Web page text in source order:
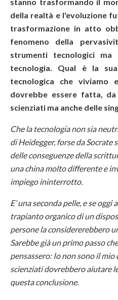
della realtà e l'evoluzione
trasformazione in atto
fenomeno della
strumenti tecnologici
tecnologia. Qual è la
tecnologica che
dovrebbe essere fatta,
scienziati ma anche delle
Che la tecnologia non sia
di Heidegger, forse da Socrate
delle conseguenze della
una china molto differente e
impiego ininterrotto.
E’ una seconda pelle, e se
trapianto organico di un
persone la considererebbero
Sarebbe già un primo passo
pensassero: Io non sono il
scienziati dovrebbero aiutare
questa conclusione.